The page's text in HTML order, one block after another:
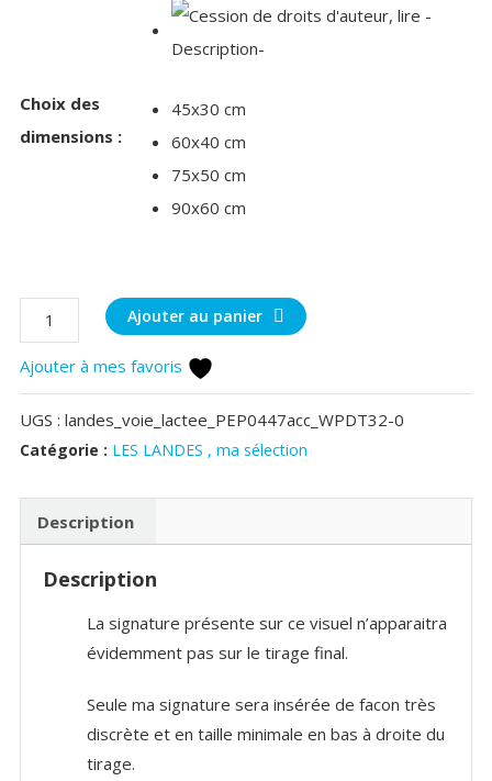
Choix des
dimensions :
45x30 cm
60x40 cm
75x50 cm
90x60 cm
quantité
de
Nuit
d'été
sur
une
des
Landes
Ajouter au panier
Ajouter à mes favoris
UGS : landes_voie_lactee_PEP0447acc_WPDT32-0
Catégorie : LES LANDES , ma sélection
Description
Description
La signature présente sur ce visuel n’apparaitra
évidemment pas sur le tirage final.
Seule ma signature sera insérée de facon très
discrète et en taille minimale en bas à droite du
tirage.